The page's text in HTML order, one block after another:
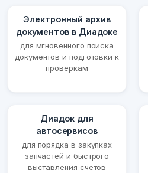
Электронный архив
документов в Диадоке
для мгновенного поиска
документов и подготовки к
проверкам
Диадок для
автосервисов
для порядка в закупках
запчастей и быстрого
выставления счетов